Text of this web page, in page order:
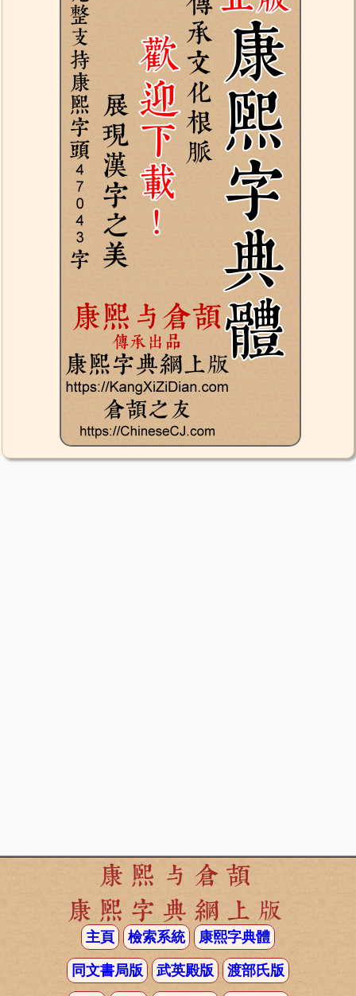
康熙与倉頡
康熙字典網上版
主頁 檢索系統 康熙字典體
同文書局版 武英殿版 渡部氏版